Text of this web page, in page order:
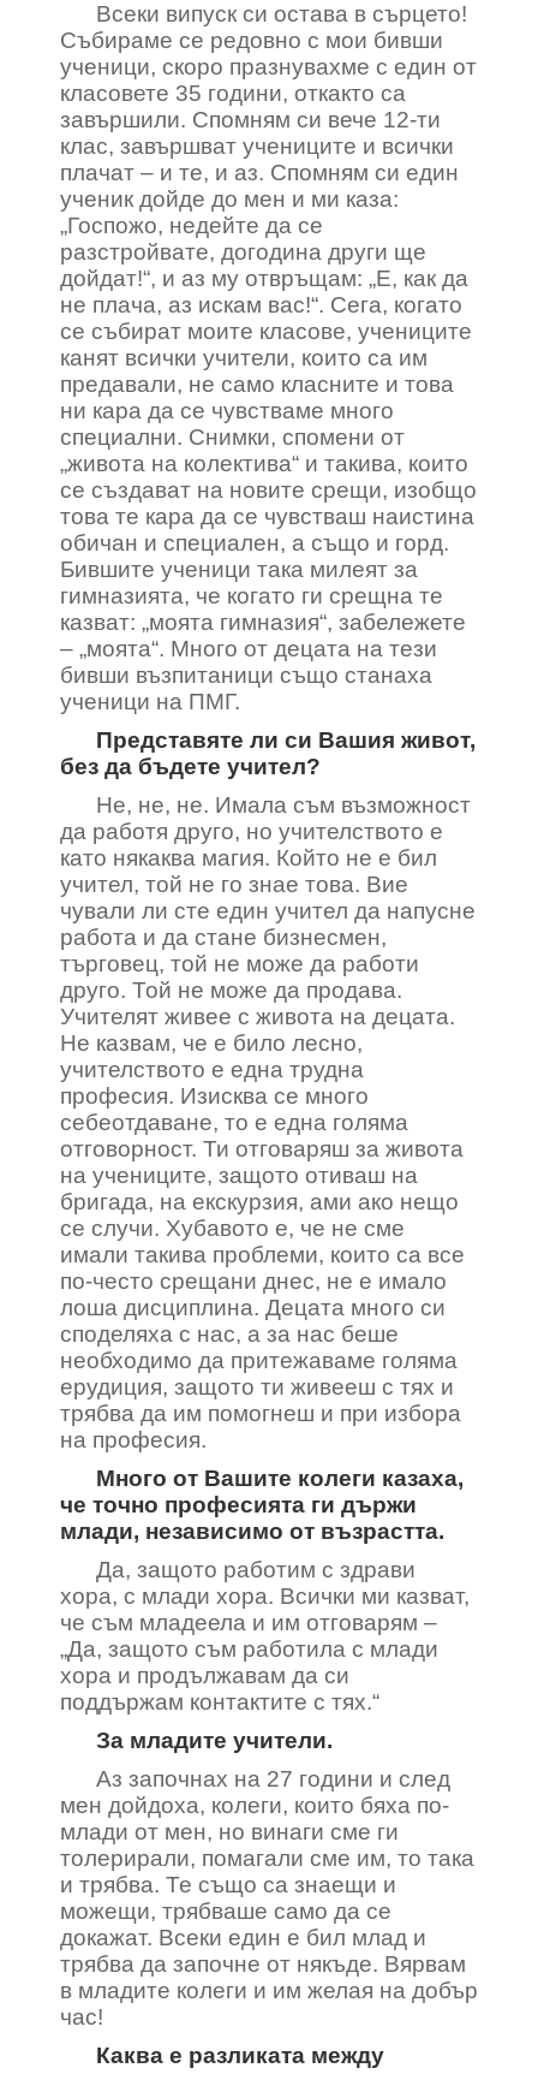
Всеки випуск си остава в сърцето!
Събираме се редовно с мои бивши
ученици, скоро празнувахме с един от
класовете 35 години, откакто са
завършили. Спомням си вече 12-ти
клас, завършват учениците и всички
плачат – и те, и аз. Спомням си един
ученик дойде до мен и ми каза:
„Госпожо, недейте да се
разстройвате, догодина други ще
дойдат!“, и аз му отвръщам: „Е, как да
не плача, аз искам вас!“. Сега, когато
се събират моите класове, учениците
канят всички учители, които са им
предавали, не само класните и това
ни кара да се чувстваме много
специални. Снимки, спомени от
„живота на колектива“ и такива, които
се създават на новите срещи, изобщо
това те кара да се чувстваш наистина
обичан и специален, а също и горд.
Бившите ученици така милеят за
гимназията, че когато ги срещна те
казват: „моята гимназия“, забележете
– „моята“. Много от децата на тези
бивши възпитаници също станаха
ученици на ПМГ.
Представяте ли си Вашия живот,
без да бъдете учител?
Не, не, не. Имала съм възможност
да работя друго, но учителството е
като някаква магия. Който не е бил
учител, той не го знае това. Вие
чували ли сте един учител да напусне
работа и да стане бизнесмен,
търговец, той не може да работи
друго. Той не може да продава.
Учителят живее с живота на децата.
Не казвам, че е било лесно,
учителството е една трудна
професия. Изисква се много
себеотдаване, то е една голяма
отговорност. Ти отговаряш за живота
на учениците, защото отиваш на
бригада, на екскурзия, ами ако нещо
се случи. Хубавото е, че не сме
имали такива проблеми, които са все
по-често срещани днес, не е имало
лоша дисциплина. Децата много си
споделяха с нас, а за нас беше
необходимо да притежаваме голяма
ерудиция, защото ти живееш с тях и
трябва да им помогнеш и при избора
на професия.
Много от Вашите колеги казаха,
че точно професията ги държи
млади, независимо от възрастта.
Да, защото работим с здрави
хора, с млади хора. Всички ми казват,
че съм младеела и им отговарям –
„Да, защото съм работила с млади
хора и продължавам да си
поддържам контактите с тях.“
За младите учители.
Аз започнах на 27 години и след
мен дойдоха, колеги, които бяха по-
млади от мен, но винаги сме ги
толерирали, помагали сме им, то така
и трябва. Те също са знаещи и
можещи, трябваше само да се
докажат. Всеки един е бил млад и
трябва да започне от някъде. Вярвам
в младите колеги и им желая на добър
час!
Каква е разликата между